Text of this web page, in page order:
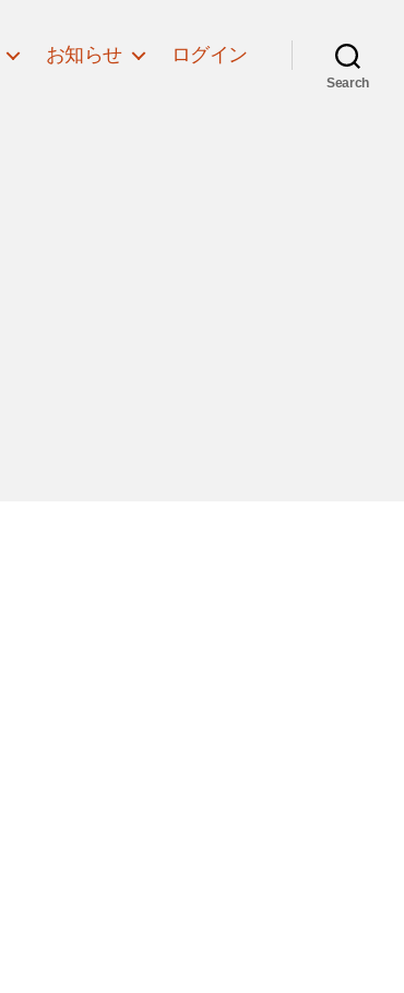
お知らせ ログイン
Search